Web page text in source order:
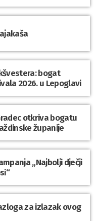
bogat
2026. u Lepoglavi
otkriva bogatu
županije
„Najbolji dječji
za izlazak ovog